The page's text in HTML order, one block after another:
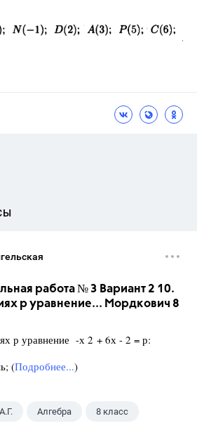
работа № 3 Вариант 2 10.
р уравнение... Мордкович 8
р уравнение -х 2 + 6х - 2 = р:
(Подробнее...)
Алгебра 8 класс